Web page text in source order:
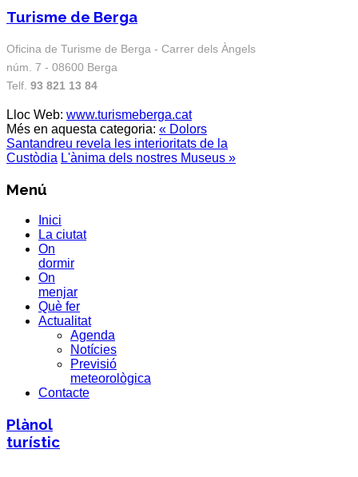
Turisme de Berga
Oficina de Turisme de Berga - Carrer dels Àngels
núm. 7 - 08600 Berga
Telf. 93 821 13 84
Lloc Web: www.turismeberga.cat
Més en aquesta categoria: « Dolors
Santandreu revela les interioritats de la
Custòdia L'ànima dels nostres Museus »
Menú
Inici
La ciutat
On
dormir
On
menjar
Què fer
Actualitat
Agenda
Notícies
Previsió
meteorològica
Contacte
Plànol
turístic